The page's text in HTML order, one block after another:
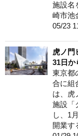
施設名
崎市池
05/23
虎ノ門
31日か
東京都
合に組
は、虎
施設「
し、1
開業す